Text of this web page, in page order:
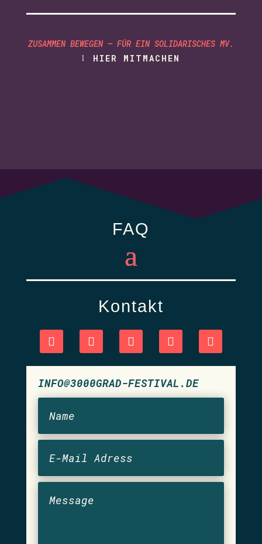
ZUSAMMEN BEWEGEN – FÜR EIN SOLIDARISCHES MV.
HIER MITMACHEN
FAQ
Kontakt
INFO@3000GRAD-FESTIVAL.DE